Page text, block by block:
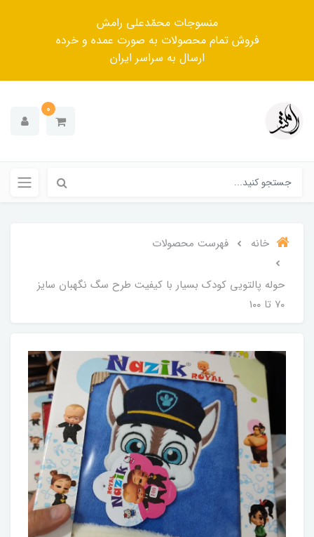
منسوجات محمّدعلی رامش
فروش تمام محصولات به صورت عمده و خرده
ارسال به سراسر ایران
0
خانه فهرست محصولات
حوله پالتویی کودک بسیار با کیفیت طرح سگ نگهبان سایز
۷۰ تا ۱۰۰